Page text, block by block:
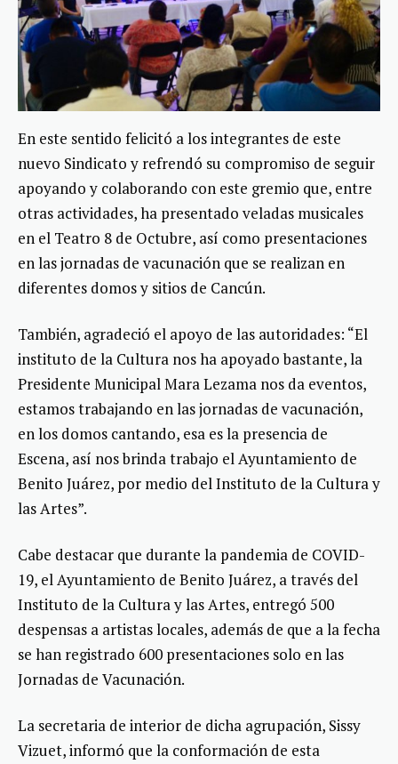
En este sentido felicitó a los integrantes de este
nuevo Sindicato y refrendó su compromiso de seguir
apoyando y colaborando con este gremio que, entre
otras actividades, ha presentado veladas musicales
en el Teatro 8 de Octubre, así como presentaciones
en las jornadas de vacunación que se realizan en
diferentes domos y sitios de Cancún.
También, agradeció el apoyo de las autoridades: “El
instituto de la Cultura nos ha apoyado bastante, la
Presidente Municipal Mara Lezama nos da eventos,
estamos trabajando en las jornadas de vacunación,
en los domos cantando, esa es la presencia de
Escena, así nos brinda trabajo el Ayuntamiento de
Benito Juárez, por medio del Instituto de la Cultura y
las Artes”.
Cabe destacar que durante la pandemia de COVID-
19, el Ayuntamiento de Benito Juárez, a través del
Instituto de la Cultura y las Artes, entregó 500
despensas a artistas locales, además de que a la fecha
se han registrado 600 presentaciones solo en las
Jornadas de Vacunación.
La secretaria de interior de dicha agrupación, Sissy
Vizuet, informó que la conformación de esta